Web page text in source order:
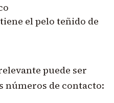
el pelo teñido de
puede ser
números de contacto: